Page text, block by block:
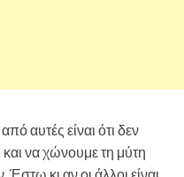
αυτές είναι ότι δεν
και να χώνουμε τη μύτη